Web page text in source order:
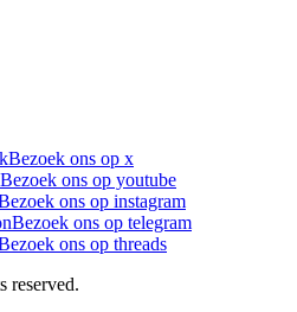
Bezoek ons op x
Bezoek ons op youtube
ons op instagram
Bezoek ons op telegram
ons op threads
reserved.